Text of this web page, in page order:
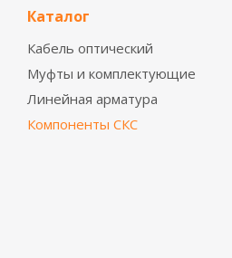
Каталог
Кабель оптический
Муфты и комплектующие
Линейная арматура
Компоненты СКС